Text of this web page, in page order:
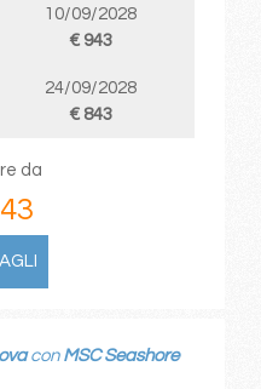
10/09/2028
€ 943
24/09/2028
€ 843
da
con MSC Seashore